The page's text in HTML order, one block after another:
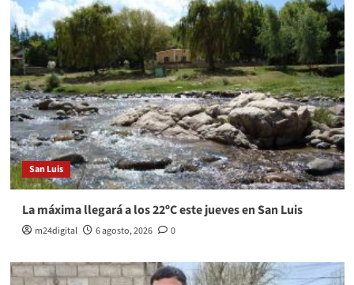
San Luis
La máxima llegará a los 22ºC este jueves en San Luis
m24digital 6 agosto, 2026 0